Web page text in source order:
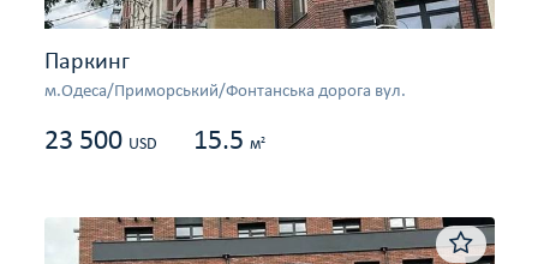
Паркинг
м.Одеса/Приморський/Фонтанська дорога вул.
23 500 USD 15.5 м2